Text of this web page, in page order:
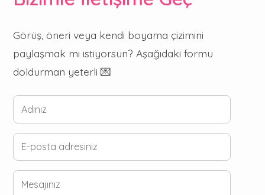
Görüş, öneri veya kendi boyama çizimini
paylaşmak mı istiyorsun? Aşağıdaki formu
doldurman yeterli 💌